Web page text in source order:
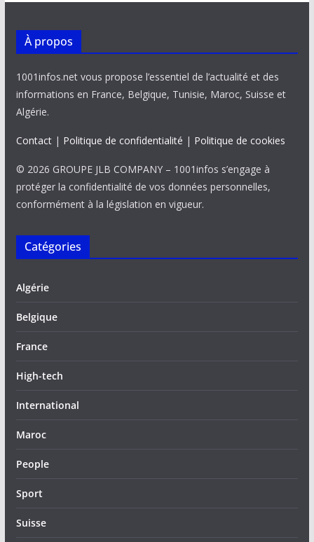
À propos
1001infos.net vous propose l’essentiel de l’actualité et des
informations en France, Belgique, Tunisie, Maroc, Suisse et
Algérie.
Contact| Politique de confidentialité | Politique de cookies
© 2026 GROUPE JLB COMPANY – 1001infos s’engage à
protéger la confidentialité de vos données personnelles,
conformément à la législation en vigueur.
Catégories
Algérie
Belgique
France
High-tech
International
Maroc
People
Sport
Suisse